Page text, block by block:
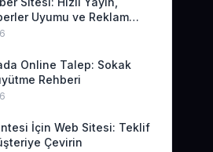
Uyumu ve Reklam
Online Talep: Sokak
Rehberi
İçin Web Sitesi: Teklif
Çevirin